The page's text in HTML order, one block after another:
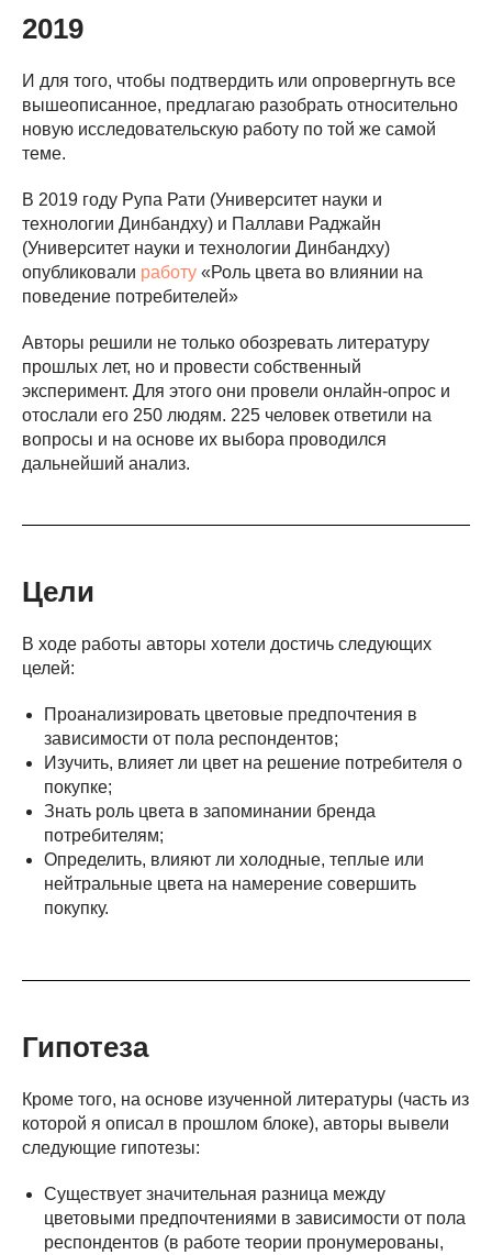
2019
И для того, чтобы подтвердить или опровергнуть все
вышеописанное, предлагаю разобрать относительно
новую исследовательскую работу по той же самой
теме.
В 2019 году Рупа Рати (Университет науки и
технологии Динбандху) и Паллави Раджайн
(Университет науки и технологии Динбандху)
опубликовали работу «Роль цвета во влиянии на
поведение потребителей»
Авторы решили не только обозревать литературу
прошлых лет, но и провести собственный
эксперимент. Для этого они провели онлайн-опрос и
отослали его 250 людям. 225 человек ответили на
вопросы и на основе их выбора проводился
дальнейший анализ.
Цели
В ходе работы авторы хотели достичь следующих
целей:
Проанализировать цветовые предпочтения в
зависимости от пола респондентов;
Изучить, влияет ли цвет на решение потребителя о
покупке;
Знать роль цвета в запоминании бренда
потребителям;
Определить, влияют ли холодные, теплые или
нейтральные цвета на намерение совершить
покупку.
Гипотеза
Кроме того, на основе изученной литературы (часть из
которой я описал в прошлом блоке), авторы вывели
следующие гипотезы:
Существует значительная разница между
цветовыми предпочтениями в зависимости от пола
респондентов (в работе теории пронумерованы,